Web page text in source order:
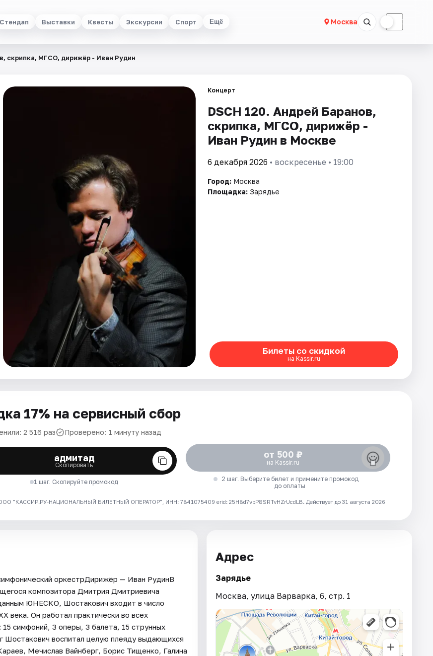
Стендап Выставки Квесты Экскурсии Спорт Ещё Москва ☾
скрипка, МГСО, дирижёр - Иван Рудин
Концерт
DSCH 120. Андрей Баранов,
скрипка, МГСО, дирижёр -
Иван Рудин в Москве
6 декабря 2026 • воскресенье • 19:00
Город: Москва
Площадка: Зарядье
Билеты со скидкой
на Kassir.ru
17% на сервисный сбор
2 516 раз Проверено: 1 минуту назад
адмитад
Скопировать
1 шаг. Скопируйте промокод
от 500 ₽
на Kassir.ru
2 шаг. Выберите билет и примените промокод
до оплаты
"КАССИР.РУ-НАЦИОНАЛЬНЫЙ БИЛЕТНЫЙ ОПЕРАТОР", ИНН: 7841075409 erid: 25H8d7vbP8SRTvHZrUcdLB. Действует до 31 августа 2026
оркестрДирижёр — Иван РудинВ
композитора Дмитрия Дмитриевича
ЮНЕСКО, Шостакович входит в число
века. Он работал практически во всех
симфоний, 3 оперы, 3 балета, 15 струнных
Шостакович воспитал целую плеяду выдающихся
Мечислав Вайнберг, Борис Тищенко, Галина
Адрес
Зарядье
Москва, улица Варварка, 6, стр. 1